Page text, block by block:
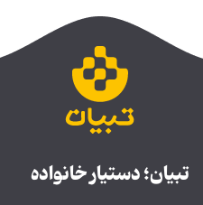
تبیان؛ دستیار خانواده